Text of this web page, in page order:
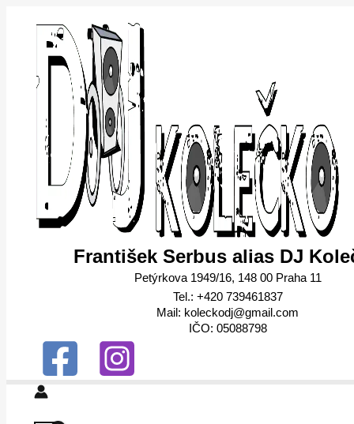
František Serbus alias DJ
Petýrkova 1949/16, 148 00 Praha 11
Tel.: +420 739461837
Mail: koleckodj@gmail.com
IČO: 05088798
tričko
´m
not
single
množství